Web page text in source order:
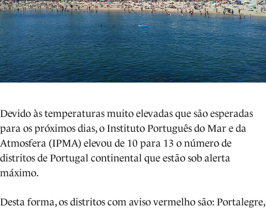
Devido às temperaturas muito elevadas que são esperadas
para os próximos dias, o Instituto Português do Mar e da
Atmosfera (IPMA) elevou de 10 para 13 o número de
distritos de Portugal continental que estão sob alerta
máximo.
Desta forma, os distritos com aviso vermelho são: Portalegre,